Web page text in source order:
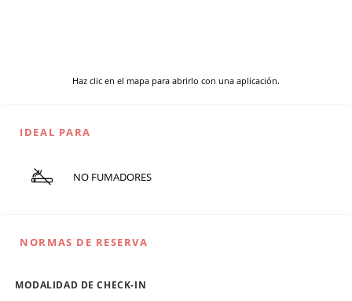
Haz clic en el mapa para abrirlo con una aplicación.
IDEAL PARA
NO FUMADORES
NORMAS DE RESERVA
MODALIDAD DE CHECK-IN